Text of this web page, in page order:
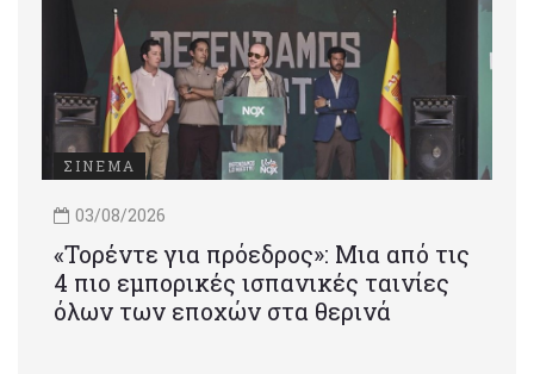
ΣΙΝΕΜΑ
03/08/2026
«Τορέντε για πρόεδρος»: Mια από τις
4 πιο εμπορικές ισπανικές ταινίες
όλων των εποχών στα θερινά